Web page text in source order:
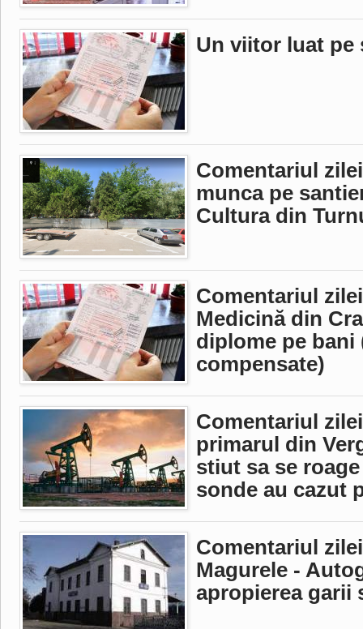
Un viitor luat pe
Comentariul
munca pe
Cultura din
Comentariul
Medicină din
diplome pe bani
compensate)
Comentariul
primarul din
stiut sa se
sonde au cazut
Comentariul
Magurele -
apropierea garii